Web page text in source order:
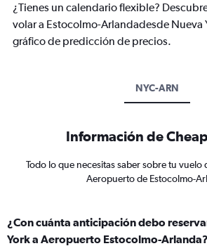
¿Tienes un calendario flexible?
volar a Estocolmo-Arlandadesde Nueva
gráfico de predicción de precios.
NYC-ARN
Información de
Todo lo que necesitas saber sobre tu vuelo
Aeropuerto de Estocolmo-
¿Con cuánta anticipación debo
York a Aeropuerto Estocolmo-Arlanda?